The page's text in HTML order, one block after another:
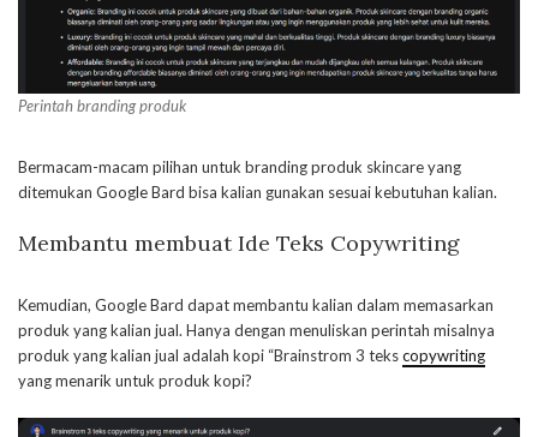
Perintah branding produk
Bermacam-macam pilihan untuk branding produk skincare yang
ditemukan Google Bard bisa kalian gunakan sesuai kebutuhan kalian.
Membantu membuat Ide Teks Copywriting
Kemudian, Google Bard dapat membantu kalian dalam memasarkan
produk yang kalian jual. Hanya dengan menuliskan perintah misalnya
produk yang kalian jual adalah kopi “Brainstrom 3 tekscopywriting
yang menarik untuk produk kopi?